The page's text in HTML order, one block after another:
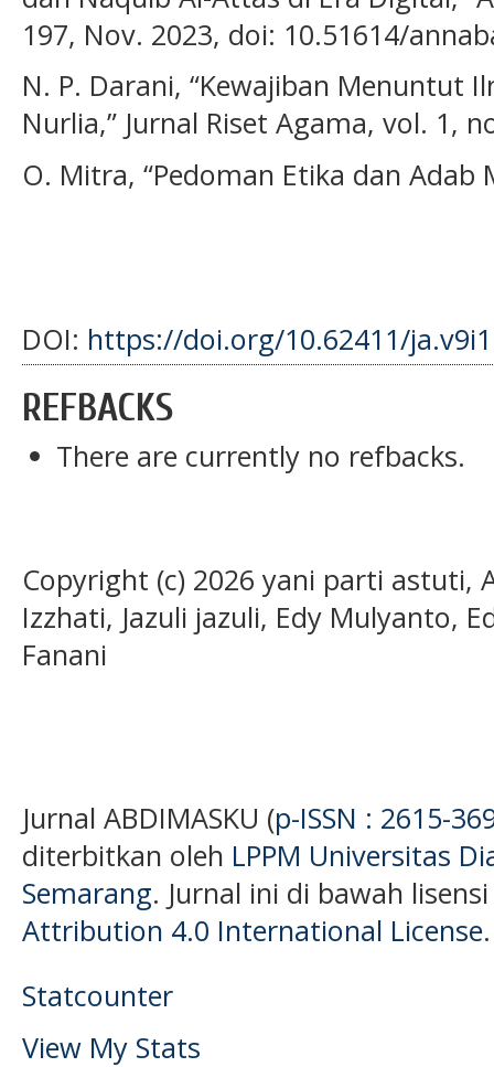
197, Nov. 2023, doi: 10.51614/
N. P. Darani, “Kewajiban Menuntut
Nurlia,” Jurnal Riset Agama, vol. 1,
O. Mitra, “Pedoman Etika dan
DOI: https://doi.org/10.62411/
REFBACKS
There are currently no refbacks.
Copyright (c) 2026 yani parti astuti,
Izzhati, Jazuli jazuli, Edy Mulyanto,
Fanani
Jurnal ABDIMASKU (p-ISSN : 2615-
diterbitkan oleh LPPM Universitas
Semarang. Jurnal ini di bawah
Attribution 4.0 International License.
Statcounter
View My Stats